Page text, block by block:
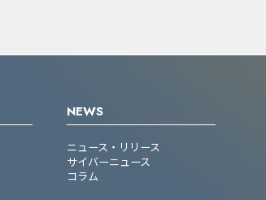
NEWS
ニュース・リリース
サイバーニュース
コラム